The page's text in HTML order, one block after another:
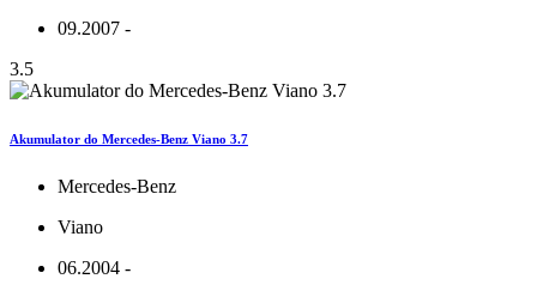
09.2007 -
3.5
Akumulator do Mercedes-Benz Viano 3.7
Mercedes-Benz
Viano
06.2004 -